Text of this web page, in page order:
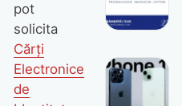
pot
solicita
Cărți
Electronice
de